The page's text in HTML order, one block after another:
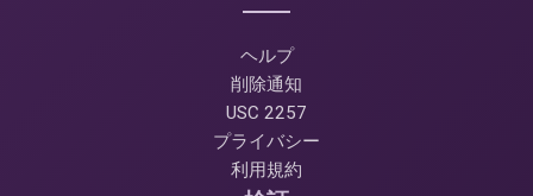
ヘルプ
削除通知
USC 2257
プライバシー
利用規約